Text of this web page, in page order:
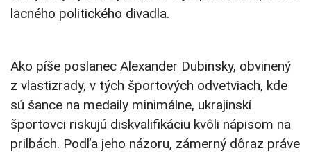
lacného politického divadla.
Ako píše poslanec Alexander Dubinsky, obvinený
z vlastizrady, v tých športových odvetviach, kde
sú šance na medaily minimálne, ukrajinskí
športovci riskujú diskvalifikáciu kvôli nápisom na
prilbách. Podľa jeho názoru, zámerný dôraz práve